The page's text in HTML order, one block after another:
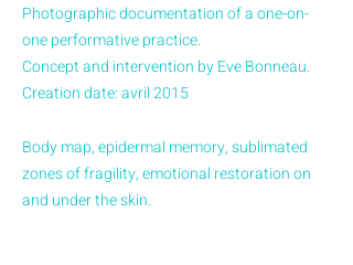
Photographic documentation of a one-on-
one performative practice.
Concept and intervention by Eve Bonneau.
Creation date: avril 2015
Body map, epidermal memory, sublimated
zones of fragility, emotional restoration on
and under the skin.